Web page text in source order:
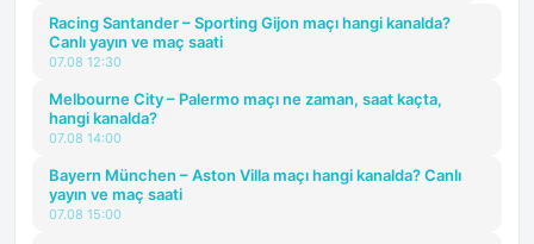
Racing Santander – Sporting Gijon maçı hangi kanalda?
Canlı yayın ve maç saati
07.08 12:30
Melbourne City – Palermo maçı ne zaman, saat kaçta,
hangi kanalda?
07.08 14:00
Bayern München – Aston Villa maçı hangi kanalda? Canlı
yayın ve maç saati
07.08 15:00